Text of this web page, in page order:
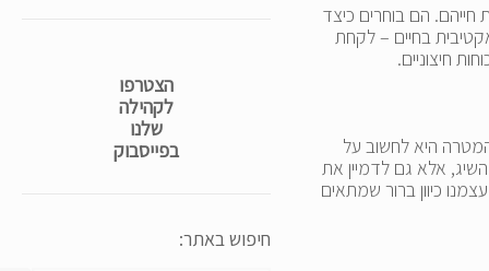
חייהם. הם בוחרים כיצד
בחיים – לקחת
חיצוניים.
המטרה היא לחשוב על
אלא גם לדמיין את
כיוון ברור שמתאים
הצטרפו
לקהילה
שלנו
בפייסבוק
חיפוש באתר: